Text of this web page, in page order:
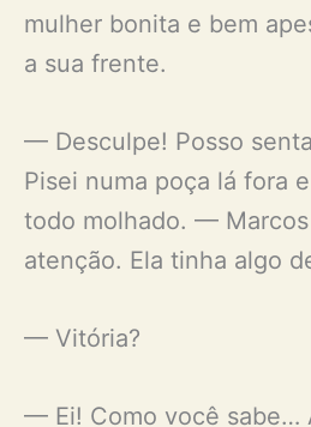
mulher bonita e bem
a sua frente.
— Desculpe! Posso
Pisei numa poça lá fora
todo molhado. —
atenção. Ela tinha algo
— Vitória?
— Ei! Como você sabe…